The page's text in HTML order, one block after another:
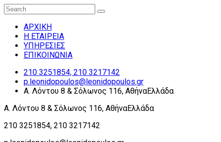
ΑΡΧΙΚΗ
Η ΕΤΑΙΡΕΙΑ
ΥΠΗΡΕΣΙΕΣ
ΕΠΙΚΟΙΝΩΝΙΑ
210 3251854, 210 3217142
p.leonidopoulos@leonidopoulos.gr
Α. Λόντου 8 & Σόλωνος 116, ΑθήναΕλλάδα
Α. Λόντου 8 & Σόλωνος 116, ΑθήναΕλλάδα
210 3251854, 210 3217142